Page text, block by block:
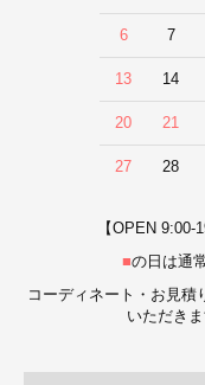
6 7
13 14
20 21
27 28
【OPEN 9:00-
■の日は通
コーディネート・お見積
いただき